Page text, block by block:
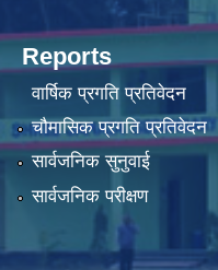
Reports
वार्षिक प्रगति प्रतिवेदन
चौमासिक प्रगति प्रतिवेदन
सार्वजनिक सुनुवाई
सार्वजनिक परीक्षण